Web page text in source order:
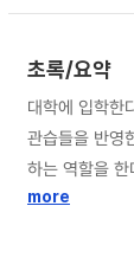
초록/요약
대학에 입학한
관습들을 반영한다.
하는 역할을
족하다. 본 연
more